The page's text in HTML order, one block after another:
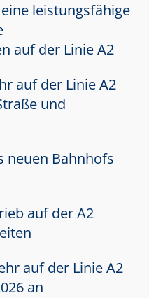
leistungsfähige
auf der Linie A2
auf der Linie A2
und
neuen Bahnhofs
auf der A2
auf der Linie A2
an